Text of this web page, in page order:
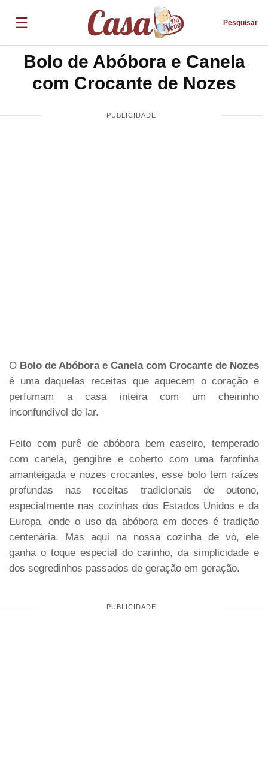
☰ Pesquisar
Bolo de Abóbora e Canela
com Crocante de Nozes
O Bolo de Abóbora e Canela com Crocante de Nozes
é uma daquelas receitas que aquecem o coração e
perfumam a casa inteira com um cheirinho
inconfundível de lar.
Feito com purê de abóbora bem caseiro, temperado
com canela, gengibre e coberto com uma farofinha
amanteigada e nozes crocantes, esse bolo tem raízes
profundas nas receitas tradicionais de outono,
especialmente nas cozinhas dos Estados Unidos e da
Europa, onde o uso da abóbora em doces é tradição
centenária. Mas aqui na nossa cozinha de vó, ele
ganha o toque especial do carinho, da simplicidade e
dos segredinhos passados de geração em geração.